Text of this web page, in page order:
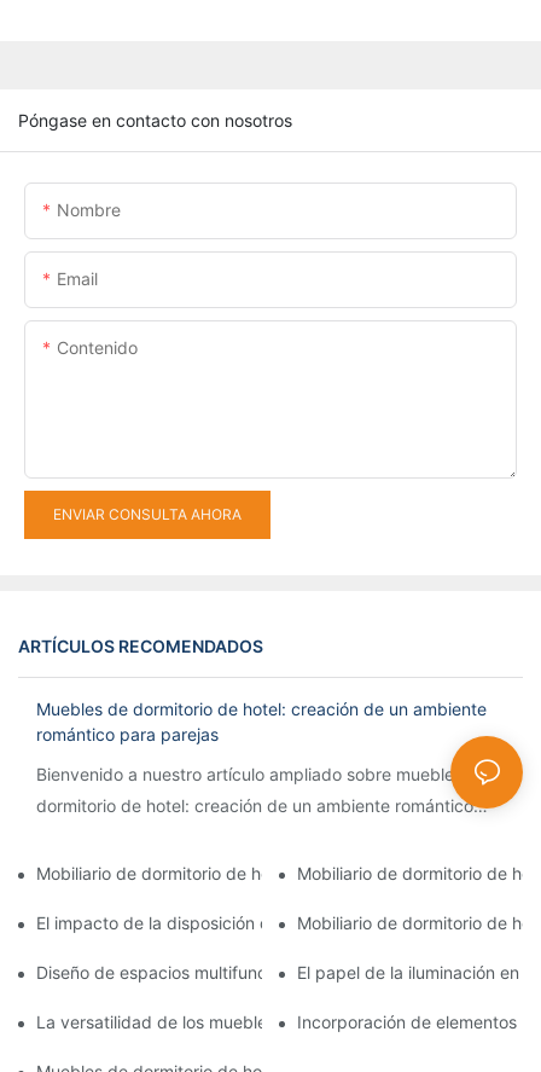
Póngase en contacto con nosotros
Nombre
Email
Contenido
ENVIAR CONSULTA AHORA
ARTÍCULOS RECOMENDADOS
Muebles de dormitorio de hotel: creación de un ambiente
romántico para parejas
Bienvenido a nuestro artículo ampliado sobre muebles de
dormitorio de hotel: creación de un ambiente romántico
la f
Mobiliario de dormitorio de hotel: transformación de espacios
Mobiliario de dormitorio de
El impacto de la disposición de los muebles en el flujo y la
Mobiliario de dormitorio de
Diseño de espacios multifuncionales: muebles de dormitorio
El papel de la iluminación en
La versatilidad de los muebles modulares en las habitaciones
Incorporación de elementos